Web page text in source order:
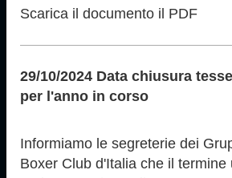
Scarica il documento il PDF
29/10/2024 Data chiusura
per l'anno in corso
Informiamo le segreterie dei
Boxer Club d'Italia che il termine